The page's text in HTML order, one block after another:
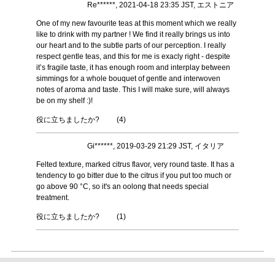
Re******, 2021-04-18 23:35 JST, エストニア
One of my new favourite teas at this moment which we really
like to drink with my partner ! We find it really brings us into
our heart and to the subtle parts of our perception. I really
respect gentle teas, and this for me is exacly right - despite
it’s fragile taste, it has enough room and interplay between
simmings for a whole bouquet of gentle and interwoven
notes of aroma and taste. This I will make sure, will always
be on my shelf :)!
役に立ちましたか? (4)
Gi******, 2019-03-29 21:29 JST, イタリア
Felted texture, marked citrus flavor, very round taste. It has a
tendency to go bitter due to the citrus if you put too much or
go above 90 °C, so it's an oolong that needs special
treatment.
役に立ちましたか? (1)